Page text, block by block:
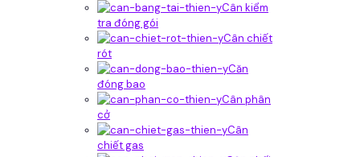
Cân kiểm
tra đóng gói
Cân chiết
rót
Căn
đóng bao
Cân phân
cở
Cân
chiết gas